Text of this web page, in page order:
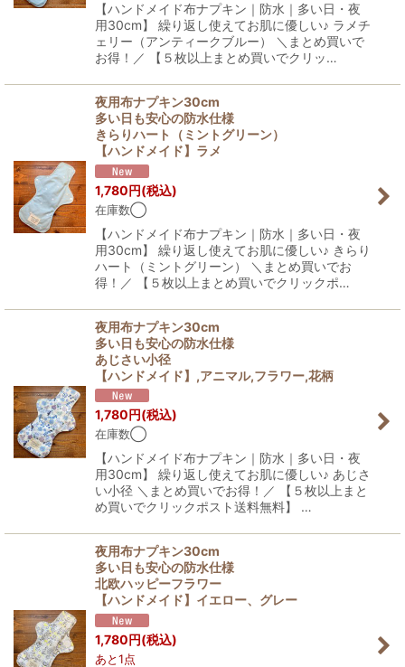
【ハンドメイド布ナプキン｜防水｜多い日・夜
用30cm】 繰り返し使えてお肌に優しい♪ ラメチ
ェリー（アンティークブルー） ＼まとめ買いで
お得！／ 【５枚以上まとめ買いでクリッ…
夜用布ナプキン30cm
多い日も安心の防水仕様
きらりハート（ミントグリーン）
【ハンドメイド】ラメ
1,780円(税込)
在庫数◯
【ハンドメイド布ナプキン｜防水｜多い日・夜
用30cm】 繰り返し使えてお肌に優しい♪ きらり
ハート（ミントグリーン） ＼まとめ買いでお
得！／ 【５枚以上まとめ買いでクリックポ…
夜用布ナプキン30cm
多い日も安心の防水仕様
あじさい小径
【ハンドメイド】,アニマル,フラワー,花柄
1,780円(税込)
在庫数◯
【ハンドメイド布ナプキン｜防水｜多い日・夜
用30cm】 繰り返し使えてお肌に優しい♪ あじさ
い小径 ＼まとめ買いでお得！／ 【５枚以上まと
め買いでクリックポスト送料無料】 …
夜用布ナプキン30cm
多い日も安心の防水仕様
北欧ハッピーフラワー
【ハンドメイド】イエロー、グレー
1,780円(税込)
あと1点